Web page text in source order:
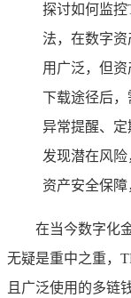
探讨如何监
法，在数字
用广泛，但
下载途径后
异常提醒、
发现潜在风
资产安全保障
在当今数字化
无疑是重中之重，
且广泛使用的多链